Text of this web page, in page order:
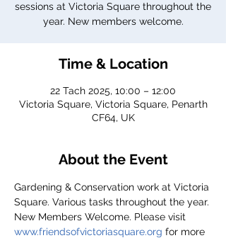
sessions at Victoria Square throughout the
year. New members welcome.
Time & Location
22 Tach 2025, 10:00 – 12:00
Victoria Square, Victoria Square, Penarth
CF64, UK
About the Event
Gardening & Conservation work at Victoria
Square. Various tasks throughout the year.
New Members Welcome. Please visit
www.friendsofvictoriasquare.org for more